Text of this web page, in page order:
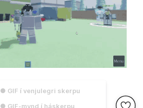
● GIF í venjulegri skerpu
● GIF-mynd í háskerpu